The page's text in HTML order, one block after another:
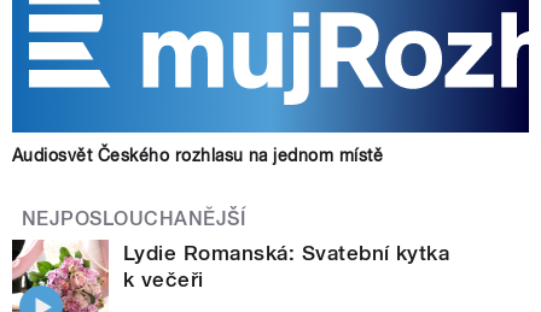
Audiosvět Českého rozhlasu na jednom místě
NEJPOSLOUCHANĚJŠÍ
Lydie Romanská: Svatební kytka
k večeři